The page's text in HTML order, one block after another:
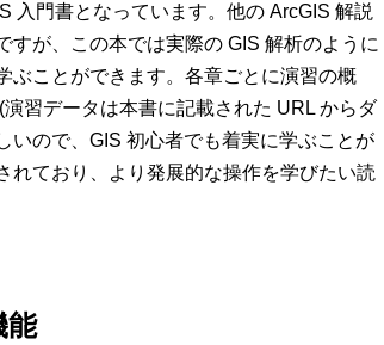
入門書となっています。他の ArcGIS 解説
が、この本では実際の GIS 解析のように
ぶことができます。各章ごとに演習の概
習データは本書に記載された URL からダ
いので、GIS 初心者でも着実に学ぶことが
れており、より発展的な操作を学びたい読
能